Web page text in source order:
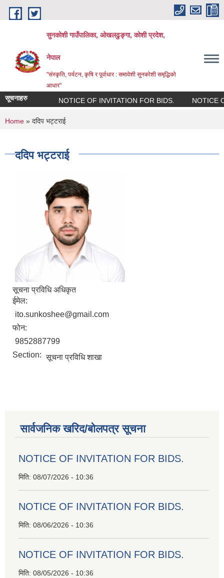
Skip to main content
सुनकोशी गाउँपालिका, ओखलढुङ्गा, कोशी प्रदेश,
नेपाल
"संस्कृति, पर्यटन, कृषि र पूर्वाधार : समावेशी सुनकोशी समृद्धिको
आधार"
सूचनाहरु NOTICE OF INVITATION FOR BIDS. NOTICE
You are here
Home » ददिप भट्टराई
ददिप भट्टराई
सूचना प्रविधि अधिकृत
ईमेल:
ito.sunkoshee@gmail.com
फोन:
9852887799
Section: सूचना प्रविधि शाखा
सार्वजनिक खरिद/बोलपत्र सूचना
NOTICE OF INVITATION FOR BIDS.
मिति: 08/07/2026 - 10:36
NOTICE OF INVITATION FOR BIDS.
मिति: 08/06/2026 - 10:36
NOTICE OF INVITATION FOR BIDS.
मिति: 08/05/2026 - 10:36